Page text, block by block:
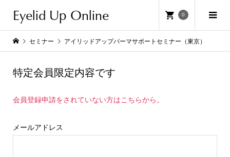
Eyelid Up Online 0
セミナー アイリッドアップパーマサポートセミナー（東京）
特定会員限定内容です
会員登録申請をされていない方はこちらから。
メールアドレス